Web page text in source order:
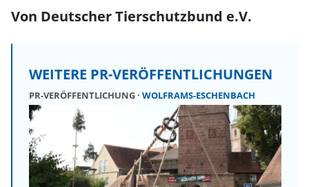
Von Deutscher Tierschutzbund e.V.
WEITERE PR-VERÖFFENTLICHUNGEN
PR-VERÖFFENTLICHUNG WOLFRAMS-ESCHENBACH